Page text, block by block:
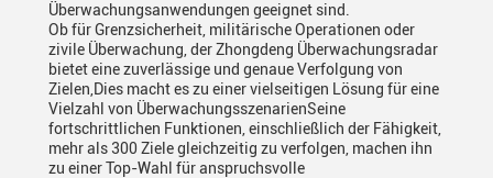
Überwachungsanwendungen geeignet sind.
Ob für Grenzsicherheit, militärische Operationen oder
zivile Überwachung, der Zhongdeng Überwachungsradar
bietet eine zuverlässige und genaue Verfolgung von
Zielen,Dies macht es zu einer vielseitigen Lösung für eine
Vielzahl von ÜberwachungsszenarienSeine
fortschrittlichen Funktionen, einschließlich der Fähigkeit,
mehr als 300 Ziele gleichzeitig zu verfolgen, machen ihn
zu einer Top-Wahl für anspruchsvolle